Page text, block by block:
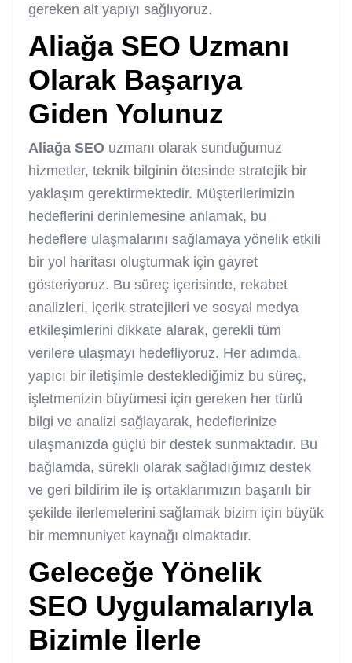
gereken alt yapıyı sağlıyoruz.
Aliağa SEO Uzmanı
Olarak Başarıya
Giden Yolunuz
Aliağa SEO uzmanı olarak sunduğumuz
hizmetler, teknik bilginin ötesinde stratejik bir
yaklaşım gerektirmektedir. Müşterilerimizin
hedeflerini derinlemesine anlamak, bu
hedeflere ulaşmalarını sağlamaya yönelik etkili
bir yol haritası oluşturmak için gayret
gösteriyoruz. Bu süreç içerisinde, rekabet
analizleri, içerik stratejileri ve sosyal medya
etkileşimlerini dikkate alarak, gerekli tüm
verilere ulaşmayı hedefliyoruz. Her adımda,
yapıcı bir iletişimle desteklediğimiz bu süreç,
işletmenizin büyümesi için gereken her türlü
bilgi ve analizi sağlayarak, hedeflerinize
ulaşmanızda güçlü bir destek sunmaktadır. Bu
bağlamda, sürekli olarak sağladığımız destek
ve geri bildirim ile iş ortaklarımızın başarılı bir
şekilde ilerlemelerini sağlamak bizim için büyük
bir memnuniyet kaynağı olmaktadır.
Geleceğe Yönelik
SEO Uygulamalarıyla
Bizimle İlerle